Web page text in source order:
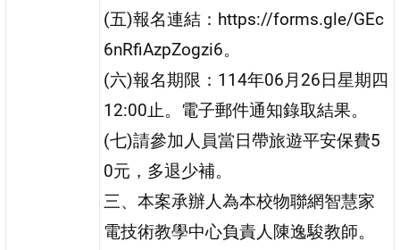
(五)報名連結：https://forms.gle/GEc
6nRfiAzpZogzi6。
(六)報名期限：114年06月26日星期四
12:00止。電子郵件通知錄取結果。
(七)請參加人員當日帶旅遊平安保費5
0元，多退少補。
三、本案承辦人為本校物聯網智慧家
電技術教學中心負責人陳逸駿教師。